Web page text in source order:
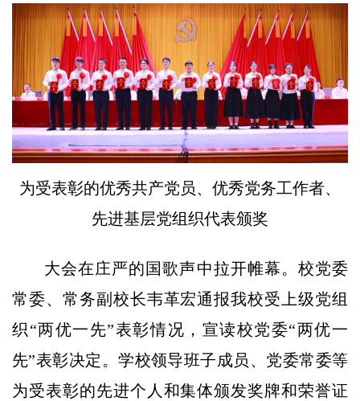
为受表彰的优秀共产党员、优秀党务工作者、
先进基层党组织代表颁奖
大会在庄严的国歌声中拉开帷幕。校党委
常委、常务副校长韦革宏通报我校受上级党组
织“两优一先”表彰情况，宣读校党委“两优一
先”表彰决定。学校领导班子成员、党委常委等
为受表彰的先进个人和集体颁发奖牌和荣誉证